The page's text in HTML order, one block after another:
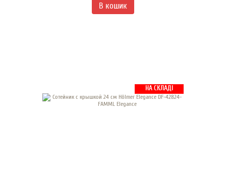
НА СКЛАДІ